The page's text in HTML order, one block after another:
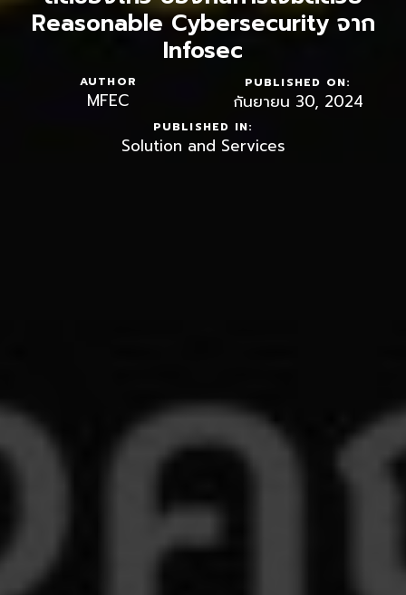
Reasonable Cybersecurity จาก
Infosec
AUTHOR
MFEC
PUBLISHED ON:
กันยายน 30, 2024
PUBLISHED IN:
Solution and Services